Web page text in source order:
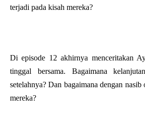
terjadi pada kisah mereka?
Di episode 12 akhirnya menceritakan
tinggal bersama. Bagaimana
setelahnya? Dan bagaimana dengan
mereka?